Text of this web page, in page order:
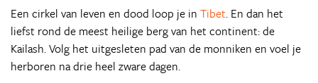
Een cirkel van leven en dood loop je in Tibet. En dan het
liefst rond de meest heilige berg van het continent: de
Kailash. Volg het uitgesleten pad van de monniken en voel je
herboren na drie heel zware dagen.